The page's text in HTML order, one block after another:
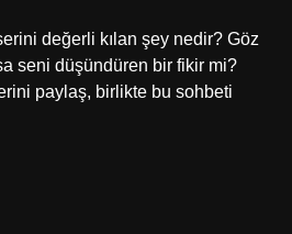
değerli kılan şey nedir? Göz
seni düşündüren bir fikir mi?
paylaş, birlikte bu sohbeti